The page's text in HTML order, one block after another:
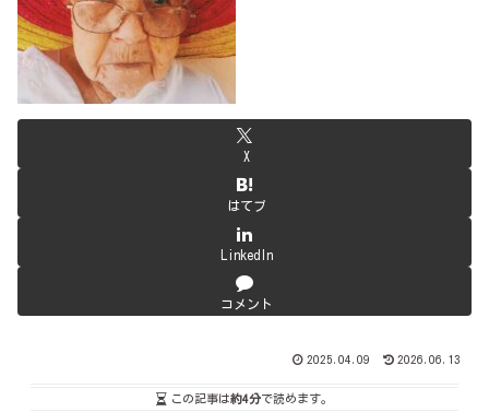
X
はてブ
LinkedIn
コメント
2025.04.09 2026.06.13
この記事は約4分で読めます。